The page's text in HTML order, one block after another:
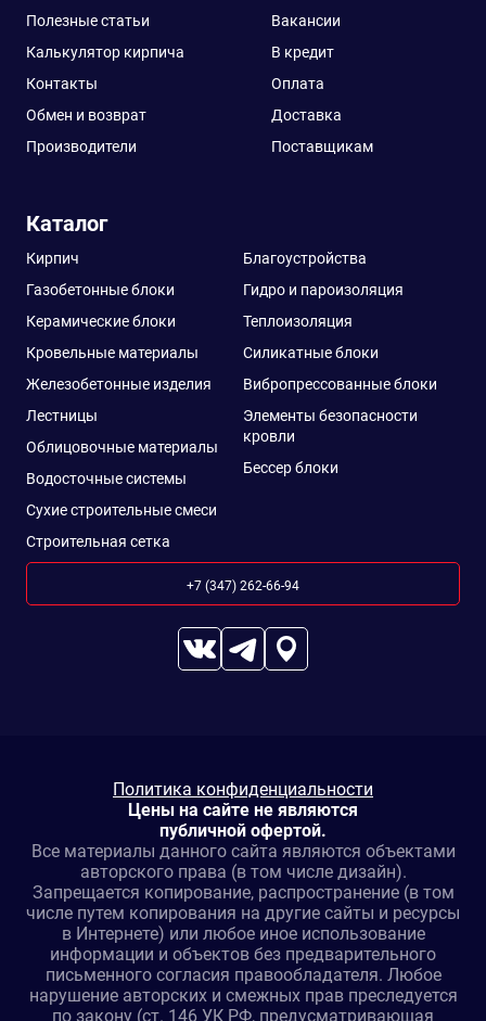
Полезные статьи
Вакансии
Калькулятор кирпича
В кредит
Контакты
Оплата
Обмен и возврат
Доставка
Производители
Поставщикам
Каталог
Кирпич
Газобетонные блоки
Керамические блоки
Кровельные материалы
Железобетонные изделия
Лестницы
Облицовочные материалы
Водосточные системы
Сухие строительные смеси
Строительная сетка
Благоустройства
Гидро и пароизоляция
Теплоизоляция
Силикатные блоки
Вибропрессованные блоки
Элементы безопасности
кровли
Бессер блоки
+7 (347) 262-66-94
Цены на сайте не являются
публичной офертой.
Все материалы данного сайта являются объектами
авторского права (в том числе дизайн).
Запрещается копирование, распространение (в том
числе путем копирования на другие сайты и ресурсы
в Интернете) или любое иное использование
информации и объектов без предварительного
письменного согласия правообладателя. Любое
нарушение авторских и смежных прав преследуется
по закону (ст. 146 УК РФ, предусматривающая
Политика конфиденциальности